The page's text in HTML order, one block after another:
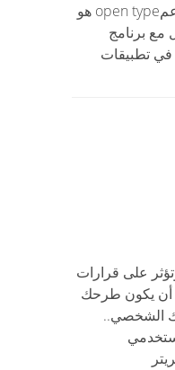
باعتقادي ان اي برنامج تصميم لا يدعمopen type هو
مع برنامج
في تطبيقات
على قرارات
يكون طرحك
الشخصي..